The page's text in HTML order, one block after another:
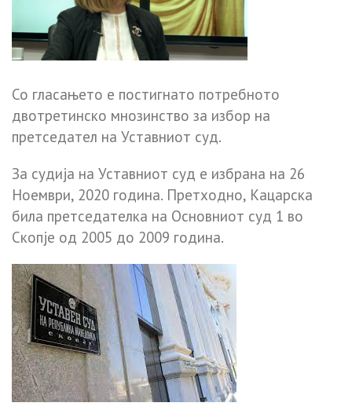
Со гласањето е постигнато потребното
двотретинско мнозинство за избор на
претседател на Уставниот суд.
За судија на Уставниот суд е избрана на 26
Ноември, 2020 година. Претходно, Кацарска
била претседателка на Основниот суд 1 во
Скопје од 2005 до 2009 година.